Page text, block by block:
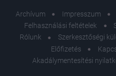
Archívum Impresszum
Felhasználási feltételek
Rólunk
Szerkesztőségi
Előfizetés
Akadálymentesítési